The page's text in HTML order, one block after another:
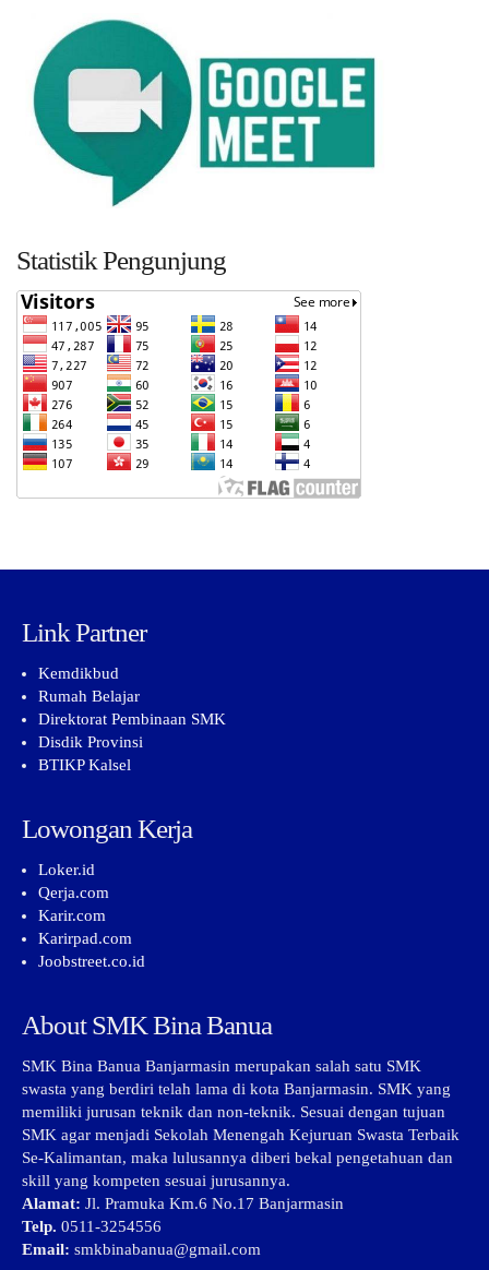
Statistik Pengunjung
Link Partner
Kemdikbud
Rumah Belajar
Direktorat Pembinaan SMK
Disdik Provinsi
BTIKP Kalsel
Lowongan Kerja
Loker.id
Qerja.com
Karir.com
Karirpad.com
Joobstreet.co.id
About SMK Bina Banua
SMK Bina Banua Banjarmasin merupakan salah satu SMK
swasta yang berdiri telah lama di kota Banjarmasin. SMK yang
memiliki jurusan teknik dan non-teknik. Sesuai dengan tujuan
SMK agar menjadi Sekolah Menengah Kejuruan Swasta Terbaik
Se-Kalimantan, maka lulusannya diberi bekal pengetahuan dan
skill yang kompeten sesuai jurusannya.
Alamat: Jl. Pramuka Km.6 No.17 Banjarmasin
Telp. 0511-3254556
Email: smkbinabanua@gmail.com